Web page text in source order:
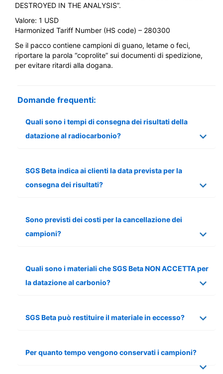
DESTROYED IN THE ANALYSIS”.
Valore: 1 USD
Harmonized Tariff Number (HS code) – 280300
Se il pacco contiene campioni di guano, letame o feci,
riportare la parola “coprolite” sui documenti di spedizione,
per evitare ritardi alla dogana.
Domande frequenti:
Quali sono i tempi di consegna dei risultati della
datazione al radiocarbonio?
SGS Beta indica ai clienti la data prevista per la
consegna dei risultati?
Sono previsti dei costi per la cancellazione dei
campioni?
Quali sono i materiali che SGS Beta NON ACCETTA per
la datazione al carbonio?
SGS Beta può restituire il materiale in eccesso?
Per quanto tempo vengono conservati i campioni?